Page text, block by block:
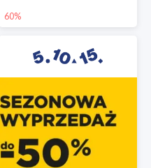
60%